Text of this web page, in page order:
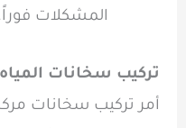
المشكلات فوراً.
تركيب سخانات
أمر تركيب سخانات